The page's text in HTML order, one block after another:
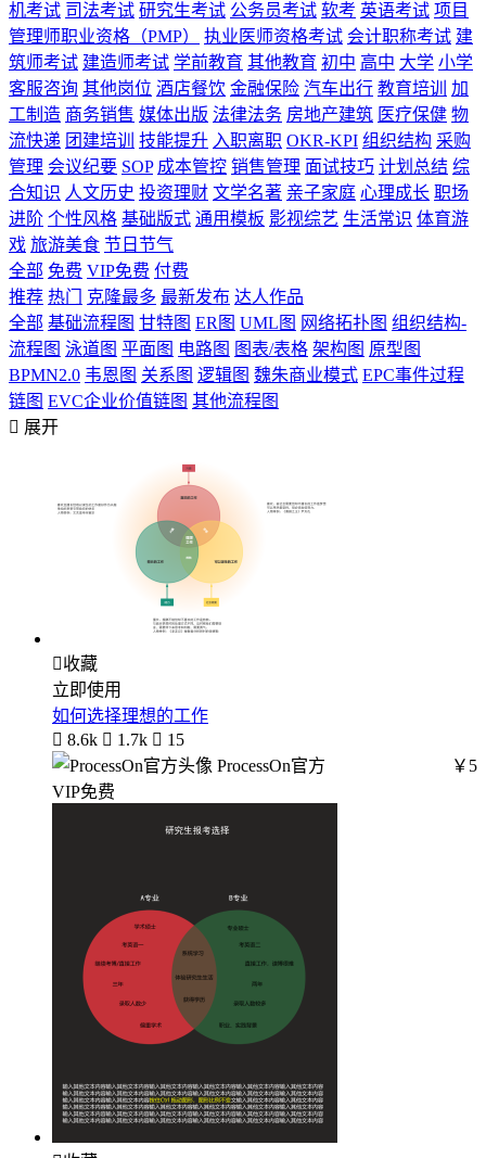
机考试 司法考试 研究生考试 公务员考试 软考 英语考试 项目
管理师职业资格（PMP）
执业医师资格考试 会计职称考试 建
筑师考试 建造师考试 学前教育 其他教育 初中 高中 大学 小学
客服咨询 其他岗位 酒店餐饮 金融保险 汽车出行 教育培训
加
工制造 商务销售 媒体出版 法律法务 房地产建筑 医疗保健 物
流快递 团建培训 技能提升 入职离职 OKR-KPI 组织结构 采购
管理 会议纪要 SOP 成本管控 销售管理 面试技巧 计划总结 综
合知识 人文历史 投资理财 文学名著 亲子家庭 心理成长 职场
进阶 个性风格 基础版式 通用模板 影视综艺 生活常识 体育游
戏 旅游美食 节日节气
全部 免费 VIP免费 付费
推荐 热门 克隆最多 最新发布 达人作品
全部 基础流程图 甘特图 ER图 UML图 网络拓扑图 组织结构-
流程图 泳道图 平面图 电路图 图表/表格 架构图 原型图
BPMN2.0 韦恩图 关系图 逻辑图 魏朱商业模式 EPC事件过程
链图 EVC企业价值链图 其他流程图
 展开
收藏
立即使用
如何选择理想的工作
 8.6k  1.7k  15
ProcessOn官方
￥5
VIP免费